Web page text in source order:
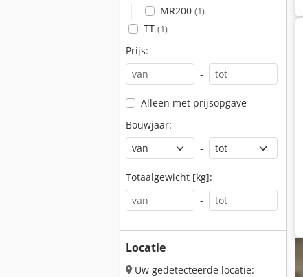
MR200 (1)
TT (1)
Prijs:
-
Alleen met prijsopgave
Bouwjaar:
-
Totaalgewicht [kg]:
-
Locatie
Uw gedetecteerde locatie: